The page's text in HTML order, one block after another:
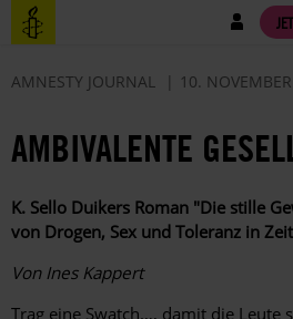
Direkt
zum
Benutzermenü
AMNESTY JOURNAL 10.
AMBIVALENTE
K. Sello Duikers Roman "Die stille
von Drogen, Sex und Toleranz in
Von Ines Kappert
Trag eine Swatch…, damit die Leute